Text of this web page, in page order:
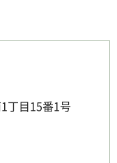
丁目15番1号